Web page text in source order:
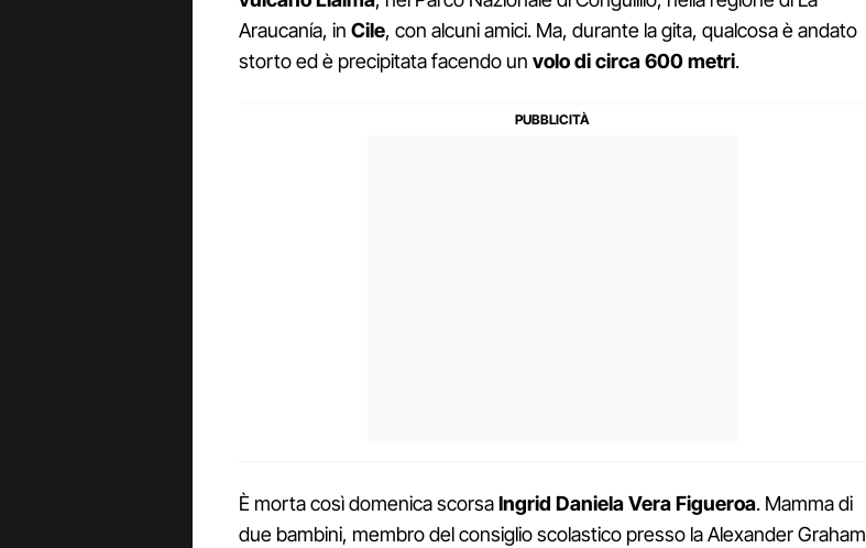
Araucanía, in Cile, con alcuni amici. Ma, durante la gita, qualcosa è andato
storto ed è precipitata facendo un volo di circa 600 metri.
È morta così domenica scorsaIngrid DanielaVeraFigueroa. Mamma di
due bambini, membro del consiglio scolastico presso la Alexander Graham